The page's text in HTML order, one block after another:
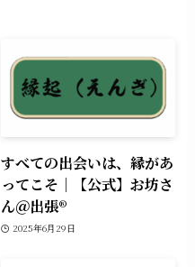
すべての出会いは、縁があ
ってこそ｜【公式】お坊さ
ん＠出張®︎
2025年6月29日